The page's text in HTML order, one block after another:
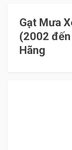
Gạt Mưa
(2002
Hãng